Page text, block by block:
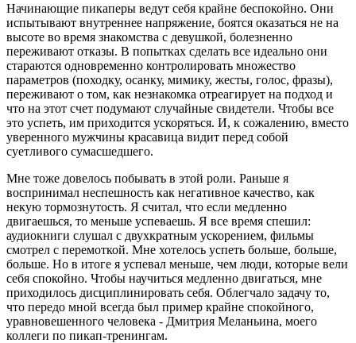
Начинающие пикаперы ведут себя крайне беспокойно. Они
испытывают внутреннее напряжение, боятся оказаться не на
высоте во время знакомства с девушкой, болезненно
переживают отказы. В попытках сделать все идеально они
стараются одновременно контролировать множество
параметров (походку, осанку, мимику, жесты, голос, фразы),
переживают о том, как незнакомка отреагирует на подход и
что на этот счет подумают случайные свидетели. Чтобы все
это успеть, им приходится ускоряться. И, к сожалению, вместо
уверенного мужчины красавица видит перед собой
суетливого сумасшедшего.
Мне тоже довелось побывать в этой роли. Раньше я
воспринимал неспешность как негативное качество, как
некую тормознутость. Я считал, что если медленно
двигаешься, то меньше успеваешь. Я все время спешил:
аудиокниги слушал с двухкратным ускорением, фильмы
смотрел с перемоткой. Мне хотелось успеть больше, больше,
больше. Но в итоге я успевал меньше, чем люди, которые вели
себя спокойно. Чтобы научиться медленно двигаться, мне
приходилось дисциплинировать себя. Облегчало задачу то,
что передо мной всегда был пример крайне спокойного,
уравновешенного человека - Дмитрия Меланьина, моего
коллеги по пикап-тренингам.